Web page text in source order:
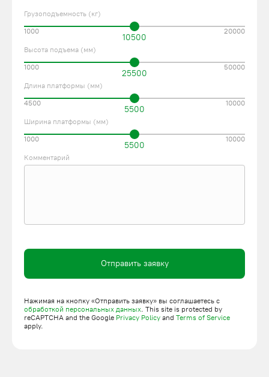
Грузоподъемность (кг)
10500
1000 20000
Высота подъема (мм)
25500
1000 50000
Длина платформы (мм)
5500
4500 10000
Ширина платформы (мм)
5500
1000 10000
Комментарий
Отправить заявку
Нажимая на кнопку «Отправить заявку» вы соглашаетесь с
обработкой персональных данных. This site is protected by
reCAPTCHA and the Google Privacy Policy and Terms of Service
apply.